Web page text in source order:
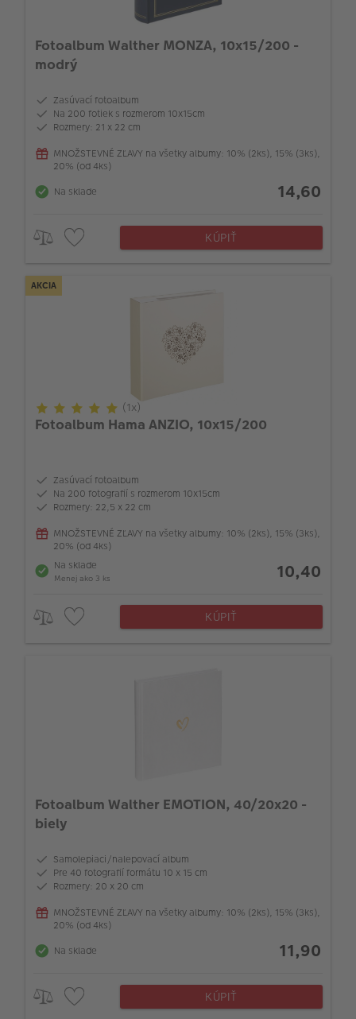
Fotoalbum Walther MONZA, 10x15/200 -
modrý
Zasúvací fotoalbum
Na 200 fotiek s rozmerom 10x15cm
Rozmery: 21 x 22 cm
MNOŽSTEVNÉ ZĽAVY na všetky albumy: 10% (2ks), 15% (3ks),
20% (od 4ks)
Na sklade
14,60
KÚPIŤ
AKCIA
(1x)
Fotoalbum Hama ANZIO, 10x15/200
Zasúvací fotoalbum
Na 200 fotografií s rozmerom 10x15cm
Rozmery: 22,5 x 22 cm
MNOŽSTEVNÉ ZĽAVY na všetky albumy: 10% (2ks), 15% (3ks),
20% (od 4ks)
Na sklade
Menej ako 3 ks 10,40
KÚPIŤ
Fotoalbum Walther EMOTION, 40/20x20 -
biely
Samolepiaci/nalepovací album
Pre 40 fotografií formátu 10 x 15 cm
Rozmery: 20 x 20 cm
MNOŽSTEVNÉ ZĽAVY na všetky albumy: 10% (2ks), 15% (3ks),
20% (od 4ks)
Na sklade
11,90
KÚPIŤ